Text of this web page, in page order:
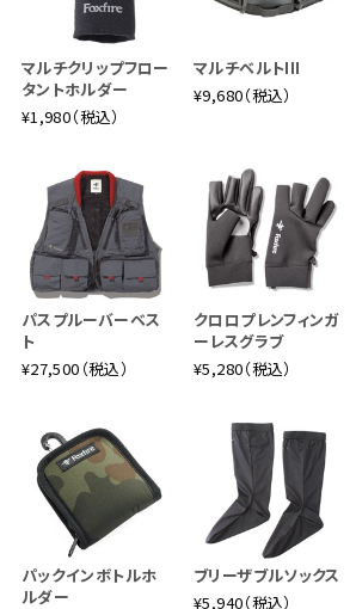
マルチクリップフロー
タントホルダー
¥1,980（税込）
マルチベルトIII
¥9,680（税込）
パスプルーバーベス
ト
¥27,500（税込）
クロロプレンフィンガ
ーレスグラブ
¥5,280（税込）
パックインボトルホ
ルダー
ブリーザブルソックス
¥5,940（税込）